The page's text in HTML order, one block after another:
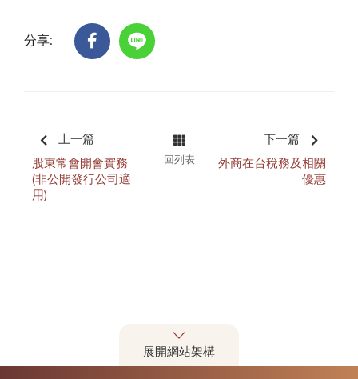
分享:
上一篇
股東常會開會實務
(非公開發行公司適
用)
回列表
下一篇
外商在台稅務及相關
優惠
展開網站架構